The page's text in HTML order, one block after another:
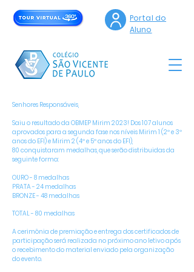
Portal do
Aluno
Senhores Responsáveis,
Saiu o resultado da OBMEP Mirim 2023! Dos 107 alunos
aprovados para a segunda fase nos níveis Mirim 1 (2º e 3º
anos do EFI) e Mirim 2 (4º e 5º anos do EFI),
80 conquistaram medalhas, que serão distribuidas da
seguinte forma:
OURO - 8 medalhas
PRATA - 24 medalhas
BRONZE - 48 medalhas
TOTAL - 80 medalhas
A cerimônia de premiação e entrega dos certificados de
participação será realizada no próximo ano letivo após
o recebimento do material enviado pela organização
do evento.